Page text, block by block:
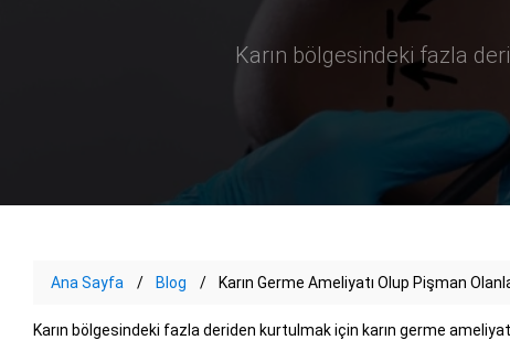
Karın bölgesindeki fazla
Ana Sayfa Blog Karın Germe Ameliyatı Olup Pişman
Karın bölgesindeki fazla deriden kurtulmak için karın germe